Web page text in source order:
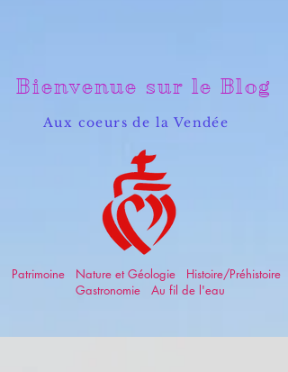
Bienvenue sur le Blog
Aux coeurs de la Vendée
Patrimoine Nature et Géologie Histoire/Préhistoire
Gastronomie Au fil de l'eau